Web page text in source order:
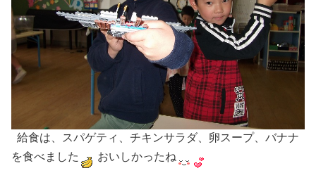
給食は、スパゲティ、チキンサラダ、卵スープ、バナナ
を食べました
おいしかったね